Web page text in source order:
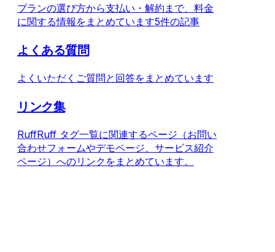
プランの選び方から支払い・解約まで、料金
に関する情報をまとめています5件の記事
よくある質問
よくいただくご質問と回答をまとめています
リンク集
RuffRuff タグ一覧に関連するページ（お問い
合わせフォームやデモページ、サービス紹介
ページ）へのリンクをまとめています。